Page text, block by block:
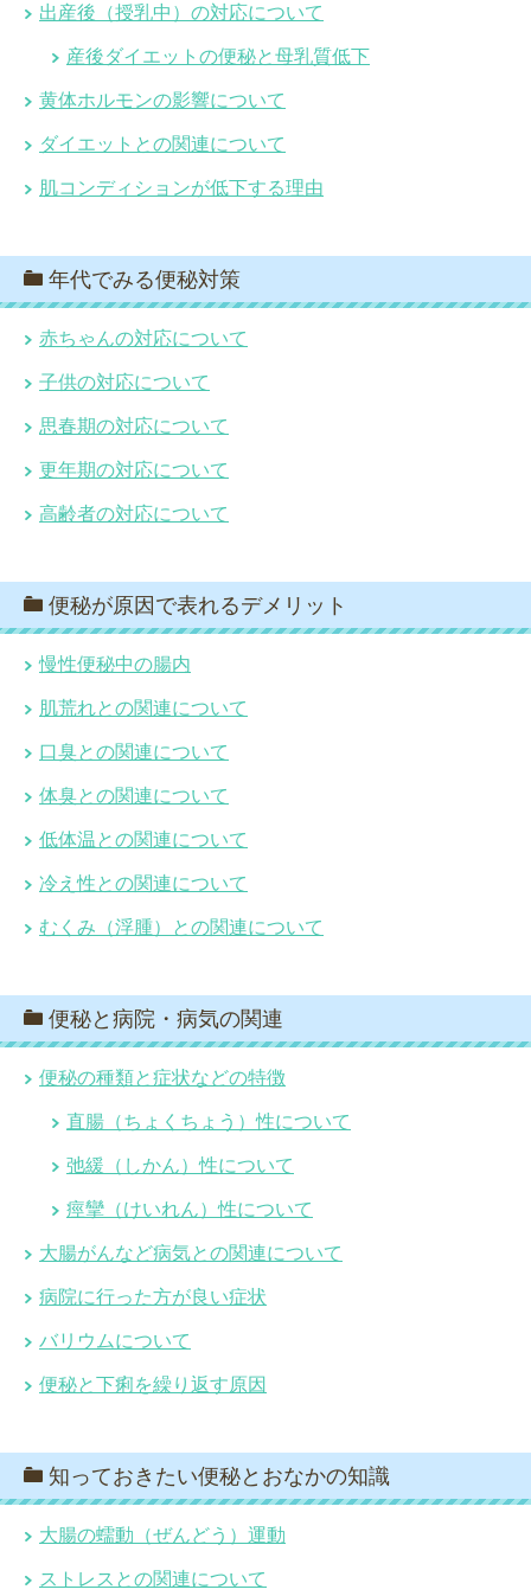
出産後（授乳中）の対応について
産後ダイエットの便秘と母乳質低下
黄体ホルモンの影響について
ダイエットとの関連について
肌コンディションが低下する理由
年代でみる便秘対策
赤ちゃんの対応について
子供の対応について
思春期の対応について
更年期の対応について
高齢者の対応について
便秘が原因で表れるデメリット
慢性便秘中の腸内
肌荒れとの関連について
口臭との関連について
体臭との関連について
低体温との関連について
冷え性との関連について
むくみ（浮腫）との関連について
便秘と病院・病気の関連
便秘の種類と症状などの特徴
直腸（ちょくちょう）性について
弛緩（しかん）性について
痙攣（けいれん）性について
大腸がんなど病気との関連について
病院に行った方が良い症状
バリウムについて
便秘と下痢を繰り返す原因
知っておきたい便秘とおなかの知識
大腸の蠕動（ぜんどう）運動
ストレスとの関連について